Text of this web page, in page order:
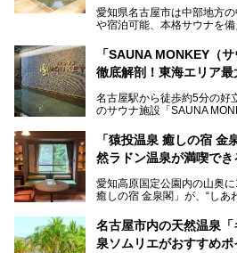
ってきたというだけあって
以前の4倍に拡張したという
容の巨大なスタジアムサウ
までまるごと楽しめる施設
今回は、全面リニューアル
愛知県名古屋市は中部地方
や宿泊可能、本格サウナを
そのため、「日々の仕事の
い」「休日に時間を忘れて1
くある点が魅力です！
お好みの温泉施設を見つけ
「SAUNA MONKEY（
徹底解剖！東海エリア
名古屋駅から徒歩約5分の好
のサウナ施設「SAUNA
「名古屋駅周辺ってサウナ
にするだけあり、アクセス
今回は普段は男性専用とな
さっそく取材してきました！
「猿投温泉 癒しの宿 金
然ラドン温泉が満喫で
愛知高原国定公園内の山奥
癒しの宿 金泉閣」が、“しあ
天然ラドン温泉が堪能でき
室、地元の食材と温泉水で
名古屋市内の天然温泉
泉ソムリエがおすすめポ